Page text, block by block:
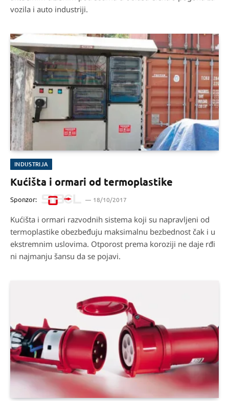
vozila i auto industriji.
INDUSTRIJA
Kućišta i ormari od termoplastike
Sponzor: 18/10/2017
Kućišta i ormari razvodnih sistema koji su napravljeni od
termoplastike obezbeđuju maksimalnu bezbednost čak i u
ekstremnim uslovima. Otporost prema koroziji ne daje rđi
ni najmanju šansu da se pojavi.